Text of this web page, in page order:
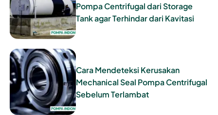
Pompa Centrifugal dari Storage
Tank agar Terhindar dari Kavitasi
Cara Mendeteksi Kerusakan
Mechanical Seal Pompa Centrifugal
Sebelum Terlambat